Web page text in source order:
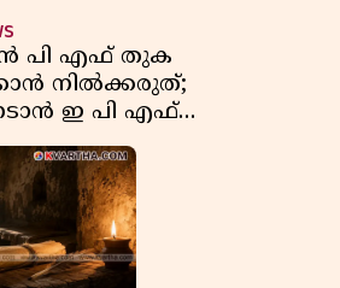
പി എഫ് തുക
നിൽക്കരുത്;
ഇ പി എഫ്
അറിയാം